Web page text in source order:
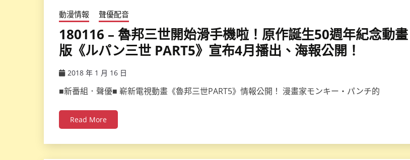
動漫情報 聲優配音
180116 – 魯邦三世開始滑手機啦！原作誕生50週年紀念動畫
版《ルパン三世 PART5》宣布4月播出、海報公開！
2018 年 1 月 16 日
■新番組．聲優■ 嶄新電視動畫《魯邦三世PART5》情報公開！ 漫畫家モンキー・パンチ的
Read More